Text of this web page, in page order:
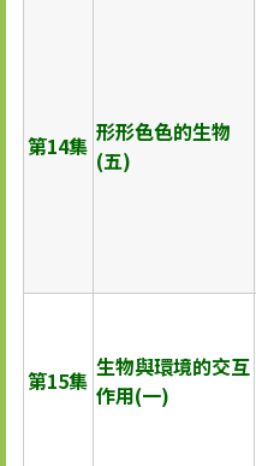
第14集 形形色色的生物
(五)
第15集 生物與環境的交互
作用(一)